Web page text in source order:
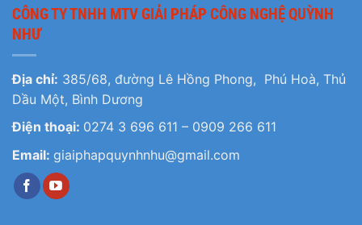
CÔNG TY TNHH MTV GIẢI PHÁP CÔNG NGHỆ QUỲNH
NHƯ
Địa chỉ: 385/68, đường Lê Hồng Phong, Phú Hoà, Thủ
Dầu Một, Bình Dương
Điện thoại: 0274 3 696 611 – 0909 266 611
Email: giaiphapquynhnhu@gmail.com